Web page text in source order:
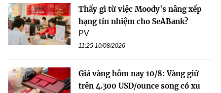
Thấy gì từ việc Moody's nâng xếp
hạng tín nhiệm cho SeABank?
PV
11:25 10/08/2026
Giá vàng hôm nay 10/8: Vàng giữ
trên 4.300 USD/ounce song có xu